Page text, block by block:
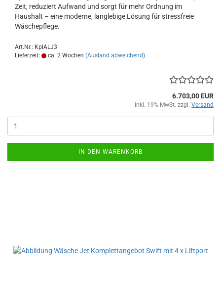
Zeit, reduziert Aufwand und sorgt für mehr Ordnung im
Haushalt – eine moderne, langlebige Lösung für stressfreie
Wäschepflege.
Art.Nr.: KplALJ3
Lieferzeit:
ca. 2 Wochen (Ausland abweichend)
6.703,00 EUR
inkl. 19% MwSt. zzgl. Versand
IN DEN WARENKORB